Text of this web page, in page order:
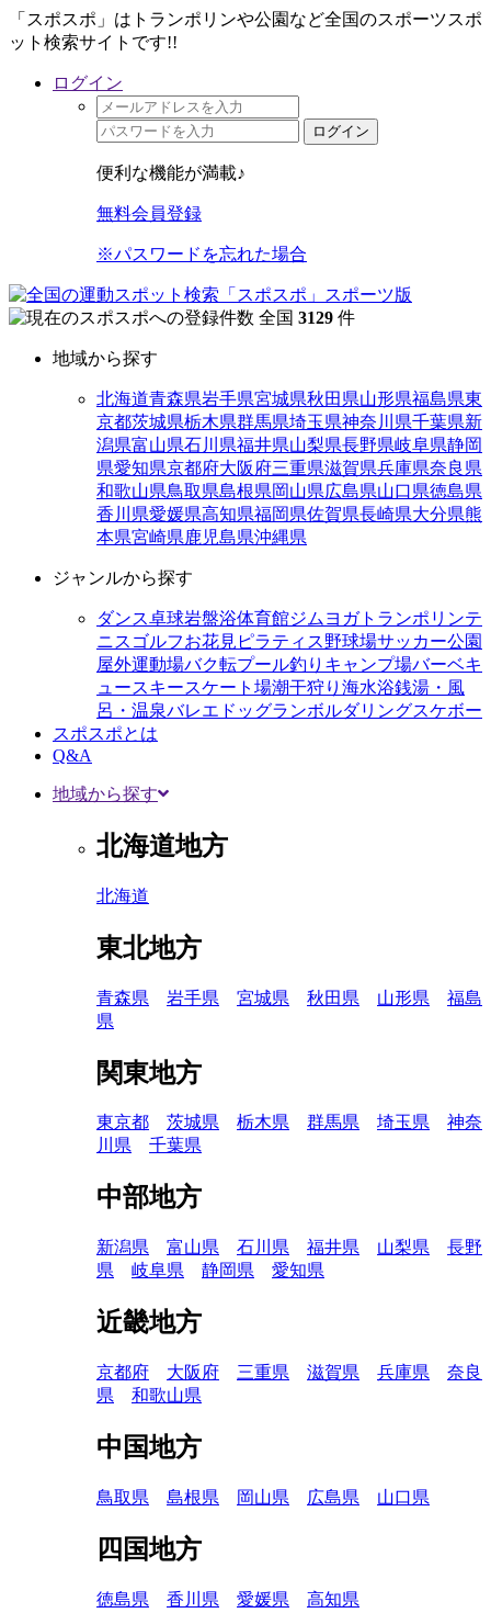
「スポスポ」はトランポリンや公園など全国のスポーツスポ
ット検索サイトです!!
ログイン
ログイン
便利な機能が満載♪
無料会員登録
※パスワードを忘れた場合
全国 3129 件
地域から探す
北海道青森県岩手県宮城県秋田県山形県福島県東
京都茨城県栃木県群馬県埼玉県神奈川県千葉県新
潟県富山県石川県福井県山梨県長野県岐阜県静岡
県愛知県京都府大阪府三重県滋賀県兵庫県奈良県
和歌山県鳥取県島根県岡山県広島県山口県徳島県
香川県愛媛県高知県福岡県佐賀県長崎県大分県熊
本県宮崎県鹿児島県沖縄県
ジャンルから探す
ダンス卓球岩盤浴体育館ジム ヨガトランポリンテ
ニス ゴルフお花見 ピラティス野球場サッカー公園
屋外運動場バク転プール釣り キャンプ場バーベキ
ュースキースケート場潮干狩り 海水浴銭湯・風
呂・温泉バレエ ドッグランボルダリングスケボー
スポスポとは
Q&A
地域から探す
北海道地方
北海道
東北地方
青森県 岩手県 宮城県 秋田県 山形県
福島
県
関東地方
東京都 茨城県 栃木県 群馬県 埼玉県
神奈
川県
千葉県
中部地方
新潟県 富山県 石川県 福井県 山梨県
長野
県
岐阜県 静岡県 愛知県
近畿地方
京都府 大阪府 三重県 滋賀県 兵庫県
奈良
県
和歌山県
中国地方
鳥取県 島根県 岡山県 広島県 山口県
四国地方
徳島県 香川県 愛媛県 高知県